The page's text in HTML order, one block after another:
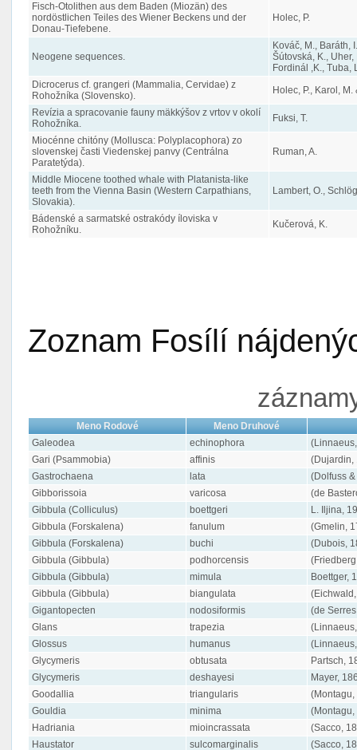
Fisch-Otolithen aus dem Baden (Miozän) des
nordöstlichen Teiles des Wiener Beckens und der
Donau-Tiefebene.
Holec, P.
Neogene sequences.
Kováč, M., Baráth,
Šútovská, K., Uher,
Fordinál ,K., Tuba,
Dicrocerus cf. grangeri (Mammalia, Cervidae) z
Rohožníka (Slovensko).
Holec, P., Karol,
Revízia a spracovanie fauny mäkkýšov z vrtov v okolí
Rohožníka.
Fuksi, T.
Miocénne chitóny (Mollusca: Polyplacophora) zo
slovenskej časti Viedenskej panvy (Centrálna
Paratetýda).
Ruman, A.
Middle Miocene toothed whale with Platanista-like
teeth from the Vienna Basin (Western Carpathians,
Slovakia).
Lambert, O.,
Bádenské a sarmatské ostrakódy íloviska v
Rohožníku.
Kučerová, K.
Zoznam Fosílí
Meno Rodové
Meno Druhové
Galeodea
echinophora
Gari (Psammobia)
affinis
(Dujardin,
Gastrochaena
lata
(Dolfuss
Gibborissoia
varicosa
(de
Gibbula (Colliculus)
boettgeri
L. Iljina,
Gibbula (Forskalena)
fanulum
(Gmelin,
Gibbula (Forskalena)
buchi
(Dubois,
Gibbula (Gibbula)
podhorcensis
Gibbula (Gibbula)
mimula
Boettger,
Gibbula (Gibbula)
biangulata
Gigantopecten
nodosiformis
(de
Glans
trapezia
Glossus
humanus
Glycymeris
obtusata
Partsch,
Glycymeris
deshayesi
Mayer,
Goodallia
triangularis
(Montagu,
Gouldia
minima
(Montagu,
Hadriania
mioincrassata
(Sacco,
Haustator
sulcomarginalis (Sacco,